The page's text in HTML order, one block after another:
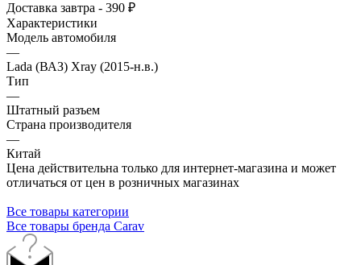
Доставка завтра - 390 ₽
Характеристики
Модель автомобиля
—
Lada (ВАЗ) Xray (2015-н.в.)
Тип
—
Штатный разъем
Страна производителя
—
Китай
Цена действительна только для интернет-магазина и может
отличаться от цен в розничных магазинах
Все товары категории
Все товары бренда Carav